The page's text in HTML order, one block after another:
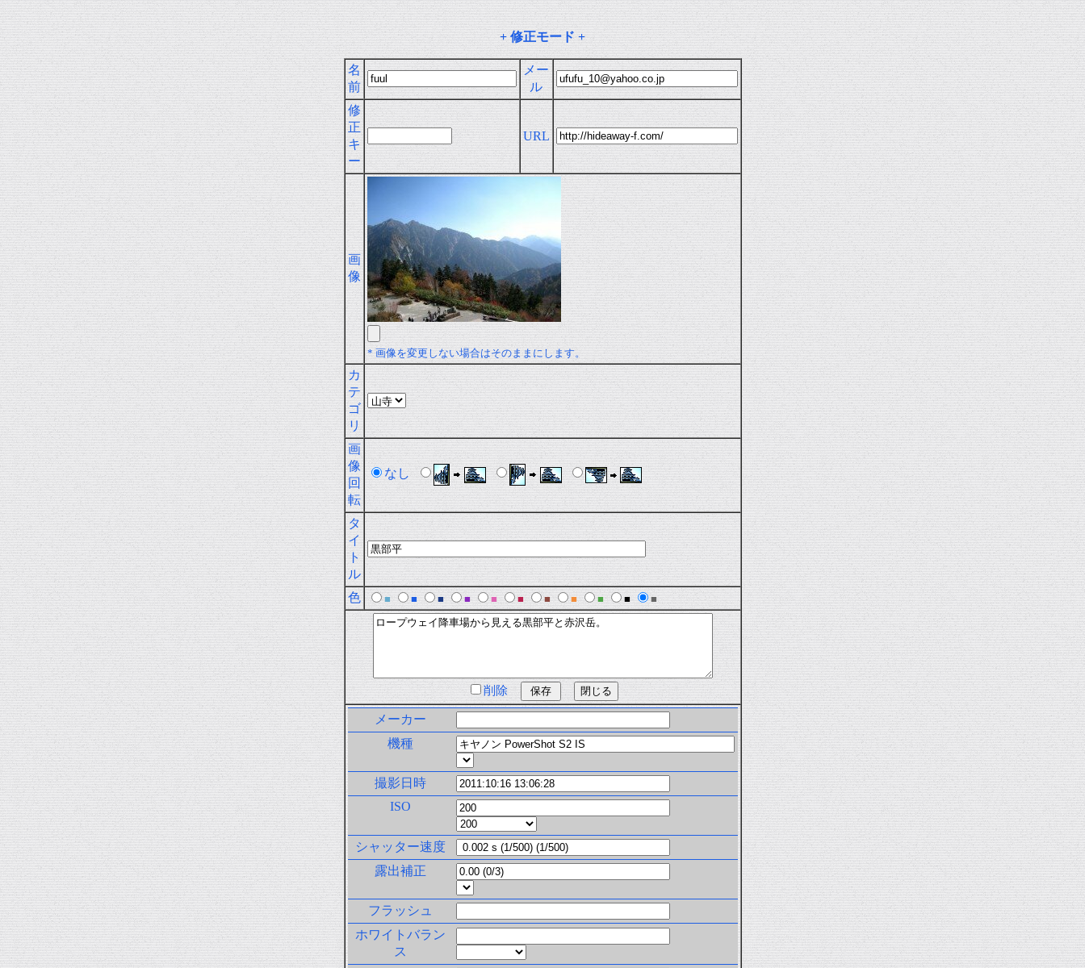
+ 修正モード +
名
前
メー
ル
修
正
キ
ー
URL
画
像
* 画像を変更しない場合はそのままにします。
カ
テ
ゴ
リ
画
像
回
転
なし
タ
イ
ト
ル
色
■ ■ ■ ■ ■ ■ ■ ■ ■ ■ ■
削除
メーカー
機種
撮影日時
ISO
シャッター速度
露出補正
フラッシュ
ホワイトバラン
ス